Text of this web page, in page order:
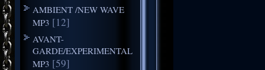
AMBIENT /NEW WAVE
MP3 [12]
AVANT-
GARDE/EXPERIMENTAL
MP3 [59]